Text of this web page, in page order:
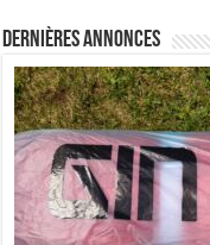
Dernières annonces